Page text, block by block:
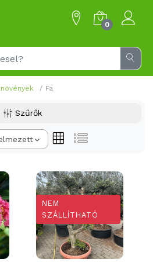
0
Fa
Szűrők
NEM
SZÁLLÍTHATÓ